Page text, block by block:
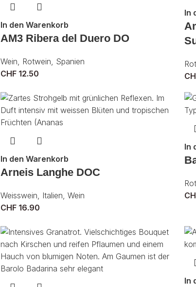
In den Warenkorb
AM3 Ribera del Duero DO
Wein Rotwein Spanien
CHF 12.50
In
In den Warenkorb
Arneis Langhe DOC
Weisswein Italien Wein
CHF 16.90
In
In